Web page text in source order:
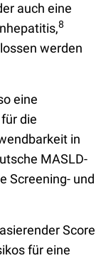
auch eine
8
werden
eine
die
in
MASLD-
Screening- und
Score
für eine